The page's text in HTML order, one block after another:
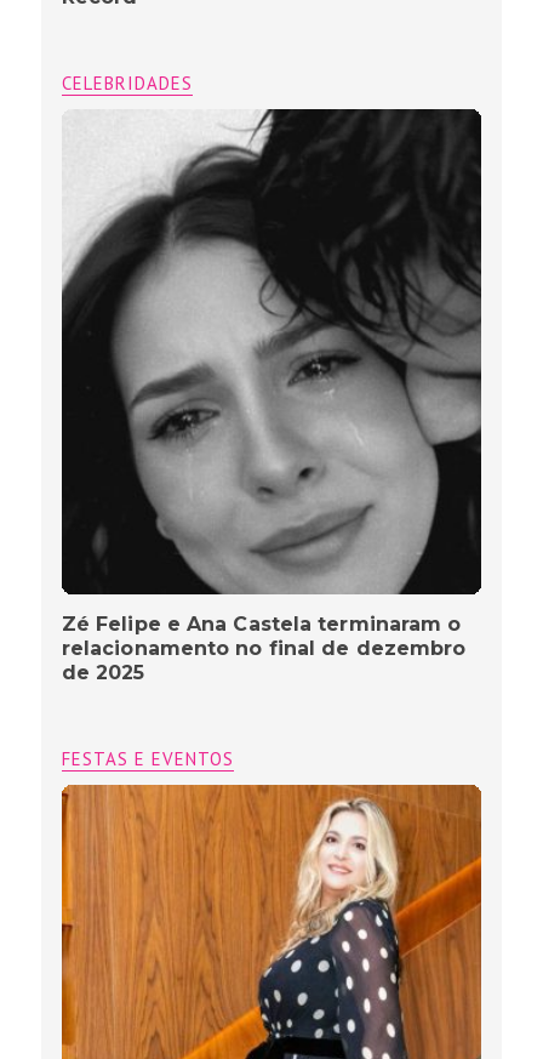
CELEBRIDADES
Zé Felipe e Ana Castela terminaram o
relacionamento no final de dezembro
de 2025
FESTAS E EVENTOS